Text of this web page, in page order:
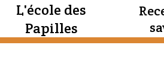
L'école des
Papilles